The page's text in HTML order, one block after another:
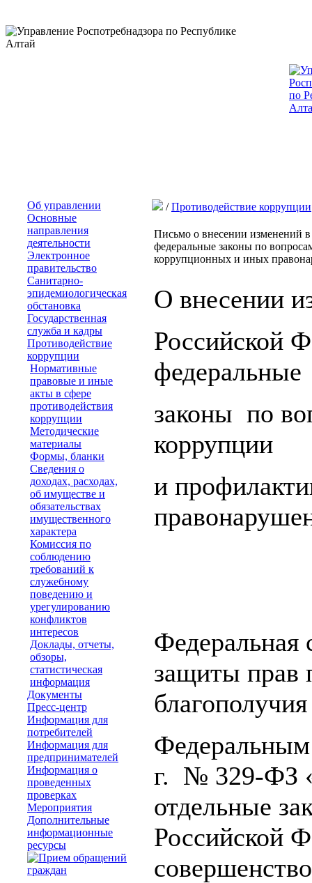
Об управлении
Основные
направления
деятельности
Электронное
правительство
Санитарно-
эпидемиологическая
обстановка
Государственная
служба и кадры
Противодействие
коррупции
Нормативные
правовые и иные
акты в сфере
противодействия
коррупции
Методические
материалы
Формы, бланки
Сведения о
доходах, расходах,
об имуществе и
обязательствах
имущественного
характера
Комиссия по
соблюдению
требований к
служебному
поведению и
урегулированию
конфликтов
интересов
Доклады, отчеты,
обзоры,
статистическая
информация
Документы
Пресс-центр
Информация для
потребителей
Информация для
предпринимателей
Информация о
проведенных
проверках
Мероприятия
Дополнительные
информационные
ресурсы
/Противодействие коррупции
Письмо о внесении изменений
федеральные законы по
коррупционных и иных
О внесении
Российской
федеральные
законы по
коррупции
и
Федеральная
защиты прав
Федеральным
г. № 329-ФЗ
отдельные
Российской